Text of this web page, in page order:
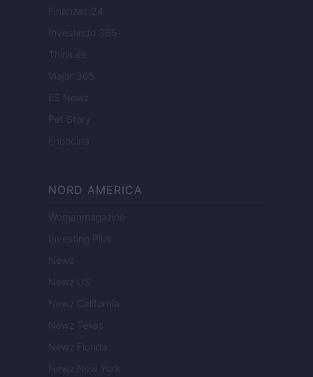
Finanzas 24
Investindo 365
Think.es
Viajar 365
ES Newz
Pet Story
Encocina
NORD AMERICA
Womanmagazine
Investing Plus
Newz
Newz US
Newz California
Newz Texas
Newz Florida
Newz New York